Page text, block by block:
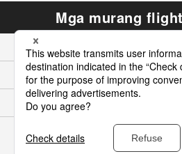
Mga murang
Asya
Hilagang Amerika
Oseaniya
Central America at ang
Caribbean